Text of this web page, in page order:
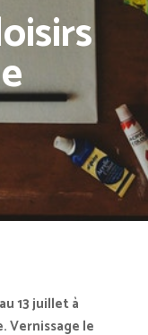
13 juillet à
Vernissage le